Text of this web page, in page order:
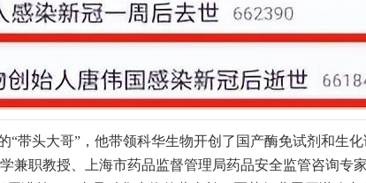
“带头大哥”，他带领科华生物开创了国产酶免试剂和生
兼职教授、上海市药品监督管理局药品安全监管咨询专